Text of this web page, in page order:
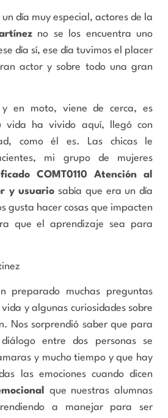
un día muy especial, actores de la
no se los encuentra uno
día sí, ese día tuvimos el placer
actor y sobre todo una gran
y en moto, viene de cerca, es
vida ha vivido aquí, llegó con
como él es. Las chicas le
mi grupo de mujeres
COMT0110 Atención al
y usuario sabía que era un día
gusta hacer cosas que impacten
que el aprendizaje sea para
preparado muchas preguntas
y algunas curiosidades sobre
Nos sorprendió saber que para
entre dos personas se
y mucho tiempo y que hay
las emociones cuando dicen
que nuestras alumnas
a manejar para ser